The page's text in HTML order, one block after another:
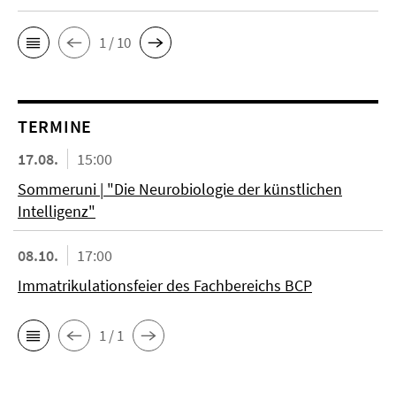
1 / 10
TERMINE
17.08.
15:00
Sommeruni | "Die Neurobiologie der künstlichen
Intelligenz"
08.10.
17:00
Immatrikulationsfeier des Fachbereichs BCP
1 / 1